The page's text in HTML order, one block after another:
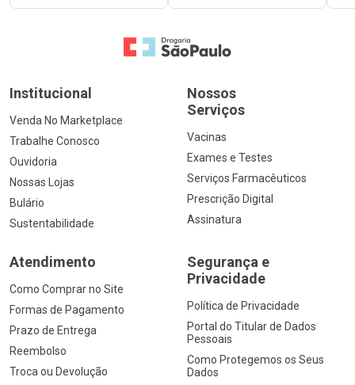
Ir para a Home
Institucional
Venda No Marketplace
Trabalhe Conosco
Ouvidoria
Nossas Lojas
Bulário
Sustentabilidade
Nossos
Serviços
Vacinas
Exames e Testes
Serviços Farmacêuticos
Prescrição Digital
Assinatura
Atendimento
Como Comprar no Site
Formas de Pagamento
Prazo de Entrega
Reembolso
Troca ou Devolução
Segurança e
Privacidade
Política de Privacidade
Portal do Titular de Dados
Pessoais
Como Protegemos os Seus
Dados